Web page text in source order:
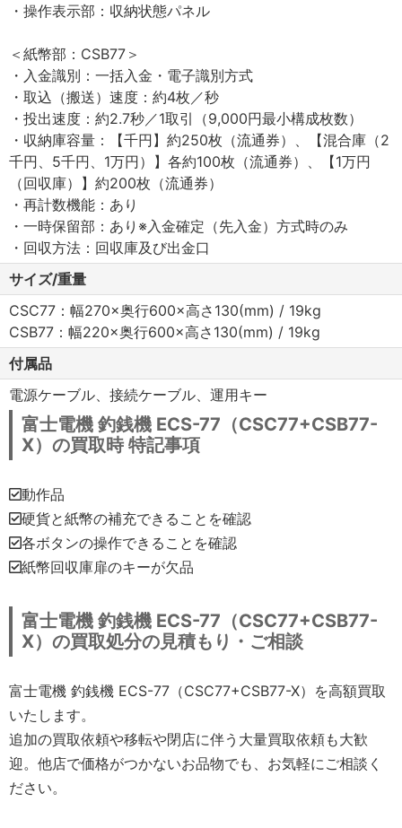
・操作表示部：収納状態パネル
＜紙幣部：CSB77＞
・入金識別：一括入金・電子識別方式
・取込（搬送）速度：約4枚／秒
・投出速度：約2.7秒／1取引（9,000円最小構成枚数）
・収納庫容量：【千円】約250枚（流通券）、【混合庫（2
千円、5千円、1万円）】各約100枚（流通券）、【1万円
（回収庫）】約200枚（流通券）
・再計数機能：あり
・一時保留部：あり※入金確定（先入金）方式時のみ
・回収方法：回収庫及び出金口
サイズ/重量
CSC77：幅270×奥行600×高さ130(mm) / 19kg
CSB77：幅220×奥行600×高さ130(mm) / 19kg
付属品
電源ケーブル、接続ケーブル、運用キー
富士電機 釣銭機 ECS-77（CSC77+CSB77-
X）の買取時 特記事項
動作品
硬貨と紙幣の補充できることを確認
各ボタンの操作できることを確認
紙幣回収庫扉のキーが欠品
富士電機 釣銭機 ECS-77（CSC77+CSB77-
X）の買取処分の見積もり・ご相談
富士電機 釣銭機 ECS-77（CSC77+CSB77-X）を高額買取
いたします。
追加の買取依頼や移転や閉店に伴う大量買取依頼も大歓
迎。他店で価格がつかないお品物でも、お気軽にご相談く
ださい。